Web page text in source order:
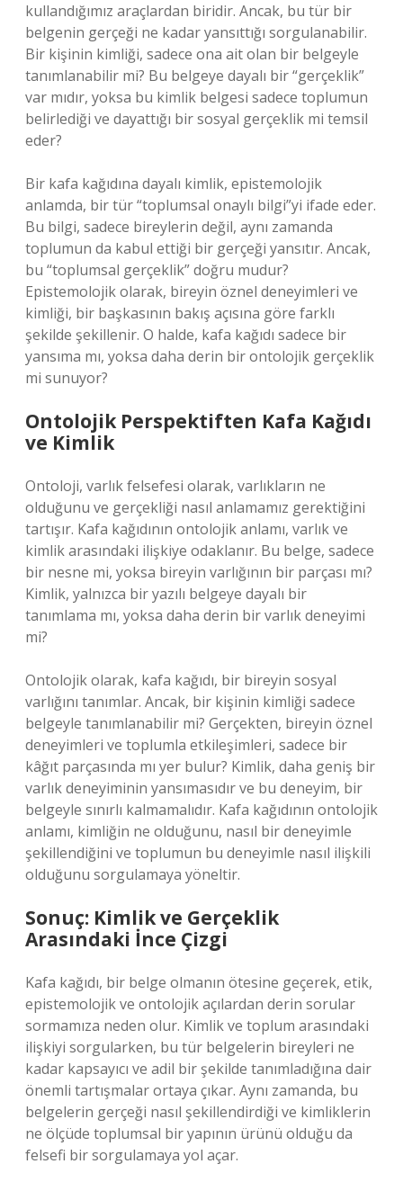
kullandığımız araçlardan biridir. Ancak, bu tür bir
belgenin gerçeği ne kadar yansıttığı sorgulanabilir.
Bir kişinin kimliği, sadece ona ait olan bir belgeyle
tanımlanabilir mi? Bu belgeye dayalı bir “gerçeklik”
var mıdır, yoksa bu kimlik belgesi sadece toplumun
belirlediği ve dayattığı bir sosyal gerçeklik mi temsil
eder?
Bir kafa kağıdına dayalı kimlik, epistemolojik
anlamda, bir tür “toplumsal onaylı bilgi”yi ifade eder.
Bu bilgi, sadece bireylerin değil, aynı zamanda
toplumun da kabul ettiği bir gerçeği yansıtır. Ancak,
bu “toplumsal gerçeklik” doğru mudur?
Epistemolojik olarak, bireyin öznel deneyimleri ve
kimliği, bir başkasının bakış açısına göre farklı
şekilde şekillenir. O halde, kafa kağıdı sadece bir
yansıma mı, yoksa daha derin bir ontolojik gerçeklik
mi sunuyor?
Ontolojik Perspektiften Kafa Kağıdı
ve Kimlik
Ontoloji, varlık felsefesi olarak, varlıkların ne
olduğunu ve gerçekliği nasıl anlamamız gerektiğini
tartışır. Kafa kağıdının ontolojik anlamı, varlık ve
kimlik arasındaki ilişkiye odaklanır. Bu belge, sadece
bir nesne mi, yoksa bireyin varlığının bir parçası mı?
Kimlik, yalnızca bir yazılı belgeye dayalı bir
tanımlama mı, yoksa daha derin bir varlık deneyimi
mi?
Ontolojik olarak, kafa kağıdı, bir bireyin sosyal
varlığını tanımlar. Ancak, bir kişinin kimliği sadece
belgeyle tanımlanabilir mi? Gerçekten, bireyin öznel
deneyimleri ve toplumla etkileşimleri, sadece bir
kâğıt parçasında mı yer bulur? Kimlik, daha geniş bir
varlık deneyiminin yansımasıdır ve bu deneyim, bir
belgeyle sınırlı kalmamalıdır. Kafa kağıdının ontolojik
anlamı, kimliğin ne olduğunu, nasıl bir deneyimle
şekillendiğini ve toplumun bu deneyimle nasıl ilişkili
olduğunu sorgulamaya yöneltir.
Sonuç: Kimlik ve Gerçeklik
Arasındaki İnce Çizgi
Kafa kağıdı, bir belge olmanın ötesine geçerek, etik,
epistemolojik ve ontolojik açılardan derin sorular
sormamıza neden olur. Kimlik ve toplum arasındaki
ilişkiyi sorgularken, bu tür belgelerin bireyleri ne
kadar kapsayıcı ve adil bir şekilde tanımladığına dair
önemli tartışmalar ortaya çıkar. Aynı zamanda, bu
belgelerin gerçeği nasıl şekillendirdiği ve kimliklerin
ne ölçüde toplumsal bir yapının ürünü olduğu da
felsefi bir sorgulamaya yol açar.